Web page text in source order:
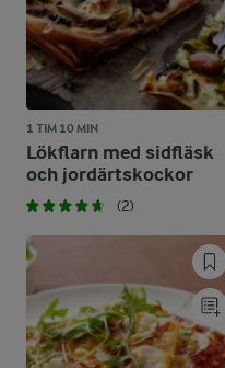
1 TIM 10 MIN
Lökflarn med sidfläsk
och jordärtskockor
(2)